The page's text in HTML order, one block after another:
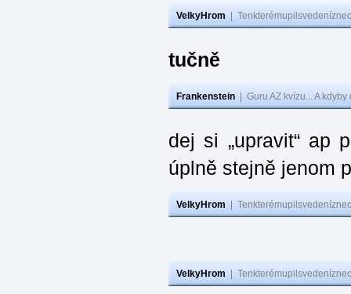
VelkyHrom
tučně
Frankenstein Guru AZ kvízu... A
dej si „upravit“ ap
úplně stejně jenom
VelkyHrom
VelkyHrom